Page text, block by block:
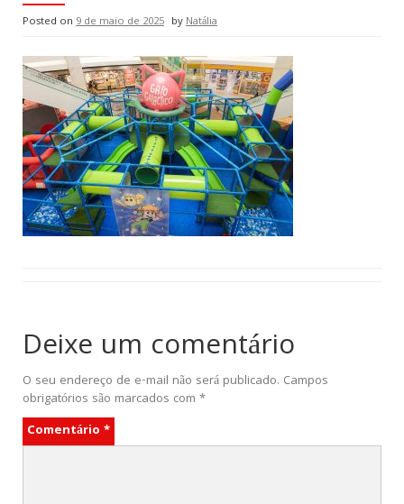
Posted on 9 de maio de 2025 byNatália
Deixe um comentário
O seu endereço de e-mail não será publicado. Campos
obrigatórios são marcados com *
Comentário *